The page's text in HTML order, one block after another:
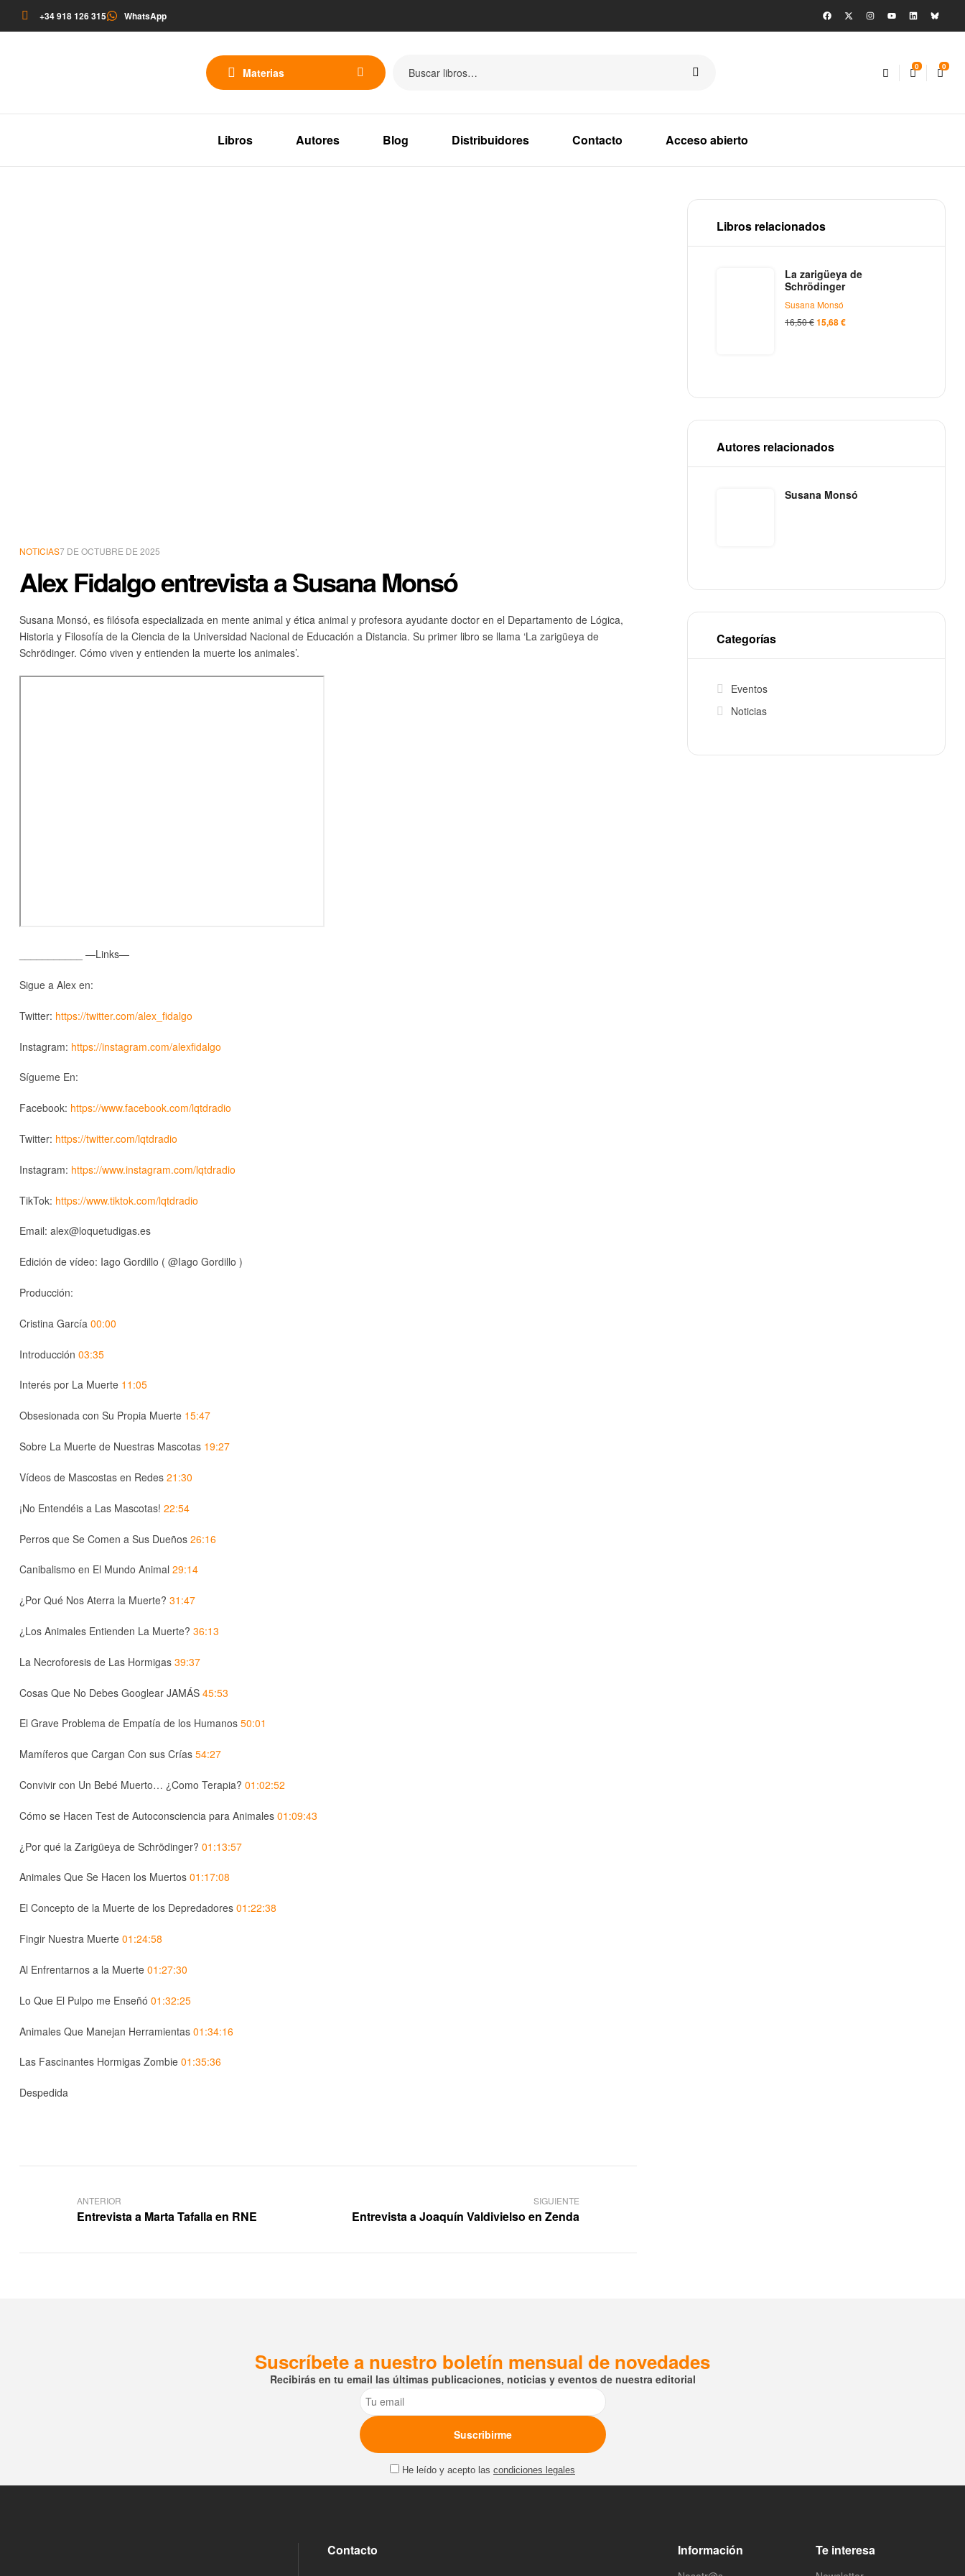
+34 918 126 315 WhatsApp
Materias 0 0
Libros Autores Blog Distribuidores Contacto Acceso abierto
NOTICIAS7 DE OCTUBRE DE 2025
Alex Fidalgo entrevista a Susana Monsó
Susana Monsó, es filósofa especializada en mente animal y ética animal y profesora ayudante doctor en el Departamento de Lógica,
Historia y Filosofía de la Ciencia de la Universidad Nacional de Educación a Distancia. Su primer libro se llama ‘La zarigüeya de
Schrödinger. Cómo viven y entienden la muerte los animales’.
___________ —Links—
Sigue a Alex en:
Twitter: https://twitter.com/alex_fidalgo
Instagram: https://instagram.com/alexfidalgo
Sígueme En:
Facebook: https://www.facebook.com/lqtdradio
Twitter: https://twitter.com/lqtdradio
Instagram: https://www.instagram.com/lqtdradio
TikTok: https://www.tiktok.com/lqtdradio
Email: alex@loquetudigas.es
Edición de vídeo: Iago Gordillo ( @Iago Gordillo )
Producción:
Cristina García 00:00
Introducción 03:35
Interés por La Muerte 11:05
Obsesionada con Su Propia Muerte 15:47
Sobre La Muerte de Nuestras Mascotas 19:27
Vídeos de Mascostas en Redes 21:30
¡No Entendéis a Las Mascotas! 22:54
Perros que Se Comen a Sus Dueños 26:16
Canibalismo en El Mundo Animal 29:14
¿Por Qué Nos Aterra la Muerte? 31:47
¿Los Animales Entienden La Muerte? 36:13
La Necroforesis de Las Hormigas 39:37
Cosas Que No Debes Googlear JAMÁS 45:53
El Grave Problema de Empatía de los Humanos 50:01
Mamíferos que Cargan Con sus Crías 54:27
Convivir con Un Bebé Muerto… ¿Como Terapia? 01:02:52
Cómo se Hacen Test de Autoconsciencia para Animales 01:09:43
¿Por qué la Zarigüeya de Schrödinger? 01:13:57
Animales Que Se Hacen los Muertos 01:17:08
El Concepto de la Muerte de los Depredadores 01:22:38
Fingir Nuestra Muerte 01:24:58
Al Enfrentarnos a la Muerte 01:27:30
Lo Que El Pulpo me Enseñó 01:32:25
Animales Que Manejan Herramientas 01:34:16
Las Fascinantes Hormigas Zombie 01:35:36
Despedida
ANTERIOR
Entrevista a Marta Tafalla en RNE
SIGUIENTE
Entrevista a Joaquín Valdivielso en Zenda
Libros relacionados
La zarigüeya de
Schrödinger
Susana Monsó
16,50€15,68€
Autores relacionados
Susana Monsó
Categorías
Eventos
Noticias
Suscríbete a nuestro boletín mensual de novedades
Recibirás en tu email las últimas publicaciones, noticias y eventos de nuestra editorial
Email
He leído y acepto las condiciones legales
Contacto Información Te interesa